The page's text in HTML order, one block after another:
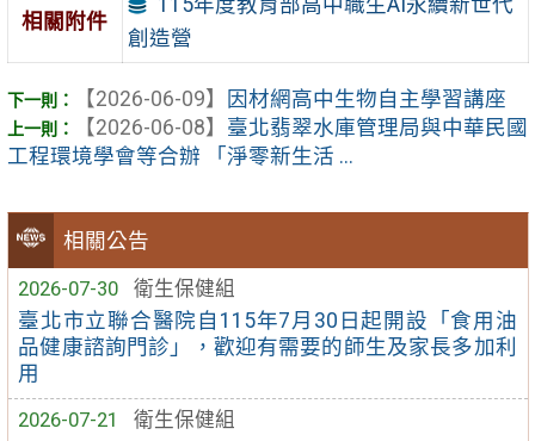
相關公告
2026-07-30
衛生保健組
臺北市立聯合醫院自115年7月30日起開設「食用油
品健康諮詢門診」，歡迎有需要的師生及家長多加利
用
2026-07-21
衛生保健組
相關附件
創造營
【2026-06-09】
因材網高中生物自主學習講座
【2026-06-08】 臺北翡翠水庫管理局與中華民國
工程環境學會等合辦 「淨零新生活 ...